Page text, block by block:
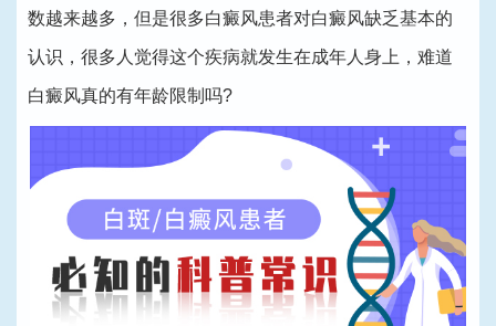
数越来越多，但是很多白癜风患者对白癜风缺乏基本的
认识，很多人觉得这个疾病就发生在成年人身上，难道
白癜风真的有年龄限制吗?